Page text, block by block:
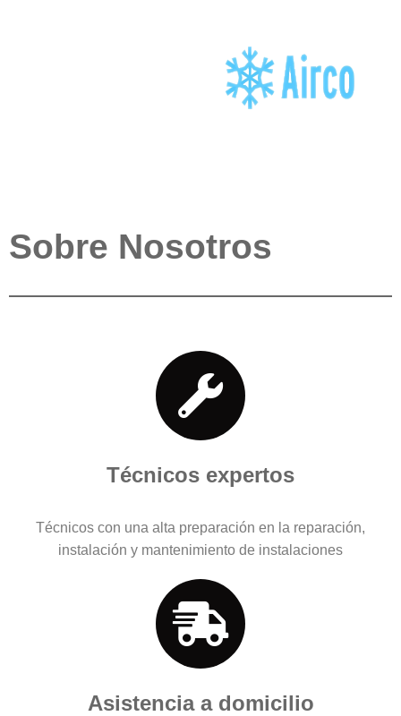
Sobre Nosotros
Técnicos expertos
Técnicos con una alta preparación en la reparación,
instalación y mantenimiento de instalaciones
Asistencia a domicilio